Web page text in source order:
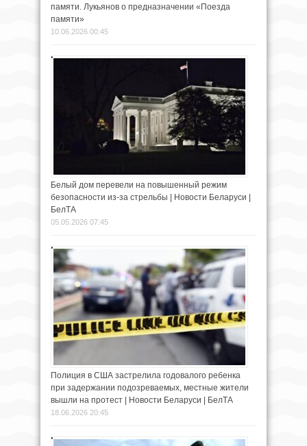
памяти. Лукьянов о предназначении «Поезда
памяти»
10.06.2026 00:45
Белый дом перевели на повышенный режим
безопасности из-за стрельбы | Новости Беларуси |
БелТА
05.05.2026 07:45
Полиция в США застрелила годовалого ребенка
при задержании подозреваемых, местные жители
вышли на протест | Новости Беларуси | БелТА
18.06.2026 20:45